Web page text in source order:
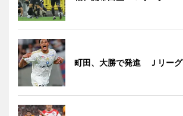
町田、大勝で発進 Ｊリーグ